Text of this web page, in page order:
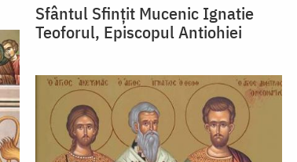
Sfântul Sfințit Mucenic Ignatie
Teoforul, Episcopul Antiohiei